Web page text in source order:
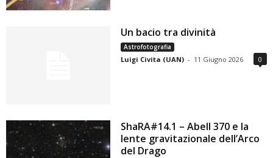
Un bacio tra divinità
Astrofotografia
Luigi Civita (UAN) - 11 Giugno 2026 0
ShaRA#14.1 – Abell 370 e la
lente gravitazionale dell’Arco
del Drago